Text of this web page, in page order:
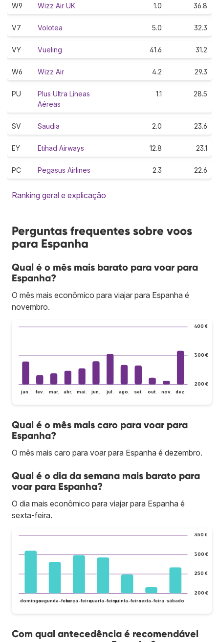
W9 Wizz Air UK 1.0 36.8
V7 Volotea 5.0 32.3
VY Vueling 41.6 31.2
W6 Wizz Air 4.2 29.3
PU
Plus Ultra Líneas
Aéreas
1.1 28.5
SV Saudia 2.0 23.6
EY Etihad Airways 12.8 23.1
PC Pegasus Airlines 2.3 22.6
Ranking geral e explicação
Perguntas frequentes sobre voos
para Espanha
Qual é o mês mais barato para voar para
Espanha?
O mês mais econômico para viajar para Espanha é
novembro.
200 €
300 €
400 €
jan. fev. mar. abr. mai. jun. jul. ago. set. out. nov. dez.
Qual é o mês mais caro para voar para
Espanha?
O mês mais caro para voar para Espanha é dezembro.
Qual é o dia da semana mais barato para
voar para Espanha?
O dia mais econômico para viajar para Espanha é
sexta-feira.
200 €
250 €
300 €
350 €
domingosegunda-feiraterça-feiraquarta-feiraquinta-feirasexta-feira sábado
Com qual antecedência é recomendável